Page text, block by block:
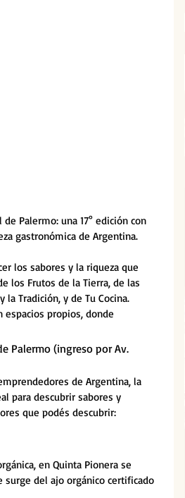
Palermo: una 17° edición con
gastronómica de Argentina.
los sabores y la riqueza que
los Frutos de la Tierra, de las
Tradición, y de Tu Cocina.
espacios propios, donde
Palermo (ingreso por Av.
de Argentina, la
para descubrir sabores y
que podés descubrir:
en Quinta Pionera se
surge del ajo orgánico certificado